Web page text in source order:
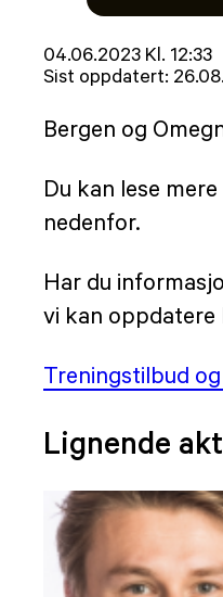
Lagt
ut
04.06.2023 Kl. 12:33
Sist oppdatert:
Bergen og
Du kan lese
nedenfor.
Har du
vi kan oppdatere
Treningstilbud
Lignende